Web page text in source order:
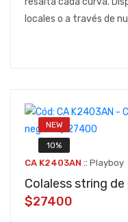
locales o a través de
NEW
10%
CA K2403AN :: Playboy
Colaless string
$27400